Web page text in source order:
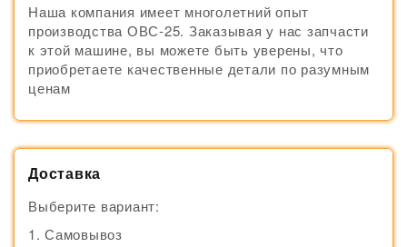
Наша компания имеет многолетний опыт
производства ОВС-25. Заказывая у нас запчасти
к этой машине, вы можете быть уверены, что
приобретаете качественные детали по разумным
ценам
Доставка
Выберите вариант:
Самовывоз